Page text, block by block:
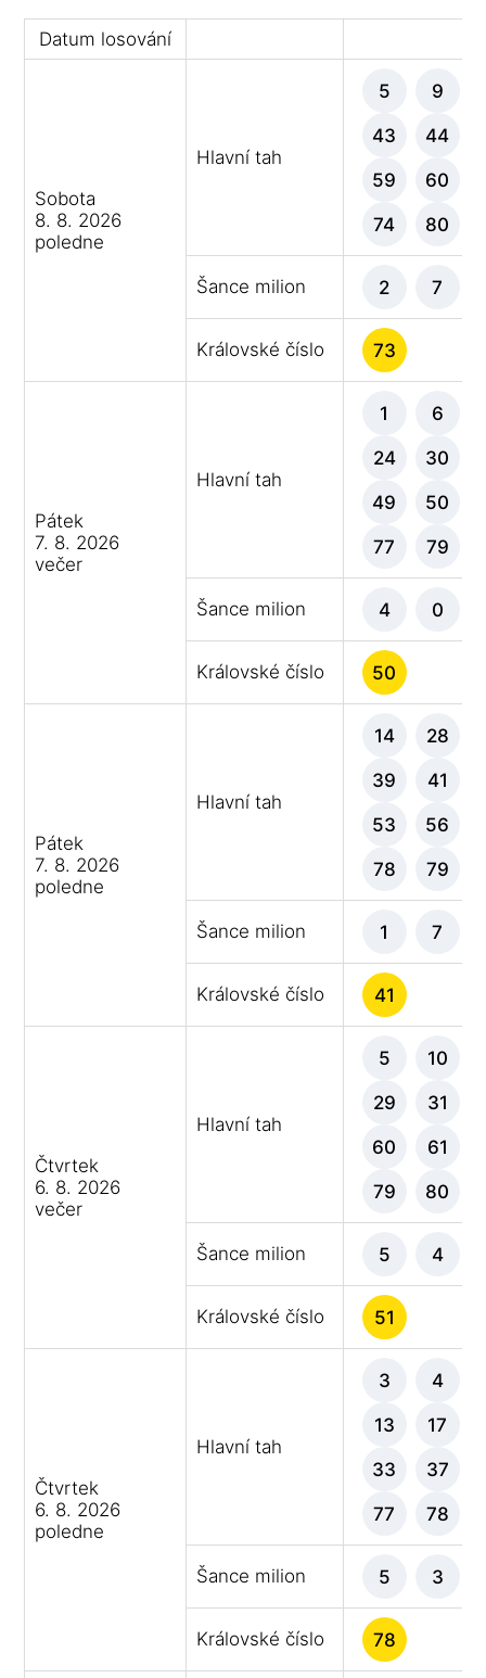
Datum losování
Sobota
8. 8. 2026
poledne
Hlavní tah
5 9
43 44
59 60
74 80
Šance milion 2 7
Královské číslo 73
Pátek
7. 8. 2026
večer
Hlavní tah
1 6
24 30
49 50
77 79
Šance milion 4 0
Královské číslo 50
Pátek
7. 8. 2026
poledne
Hlavní tah
14 28
39 41
53 56
78 79
Šance milion 1 7
Královské číslo 41
Čtvrtek
6. 8. 2026
večer
Hlavní tah
5 10
29 31
60 61
79 80
Šance milion 5 4
Královské číslo 51
Čtvrtek
6. 8. 2026
poledne
Hlavní tah
3 4
13 17
33 37
77 78
Šance milion 5 3
Královské číslo 78